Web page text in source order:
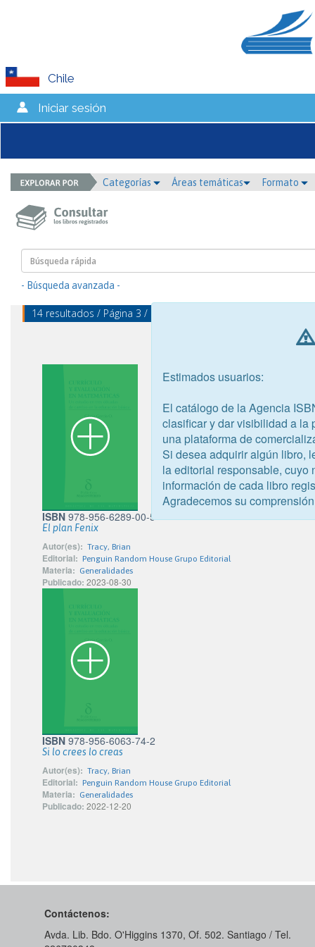
Chile
Iniciar sesión
Categorías Áreas temáticas Formato
- Búsqueda avanzada -
14 resultados / Página 3 / mostrando 13 - 14
ISBN 978-956-6289-00-5
El plan Fenix
Autor(es): Tracy, Brian
Editorial: Penguin Random House Grupo Editorial
Materia: Generalidades
Publicado: 2023-08-30
ISBN 978-956-6063-74-2
Si lo crees lo creas
Autor(es): Tracy, Brian
Editorial: Penguin Random House Grupo Editorial
Materia: Generalidades
Publicado: 2022-12-20
Contáctenos:
Avda. Lib. Bdo. O'Higgins 1370, Of. 502. Santiago / Tel.
Estimados usuarios:
El catálogo de la Agencia
clasificar y dar visibilidad a la
una plataforma de
Si desea adquirir algún libro,
la editorial responsable, cuyo
información de cada libro
Agradecemos su